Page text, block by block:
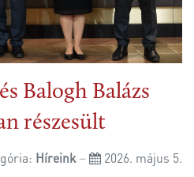
Balogh Balázs
részesült
Híreink 2026. május 5.